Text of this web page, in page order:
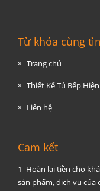
Từ khóa cùng
Trang chủ
Thiết Kế Tủ Bếp
Liên hệ
Cam kết
1- Hoàn lại tiền cho
sản phẩm, dịch vụ của